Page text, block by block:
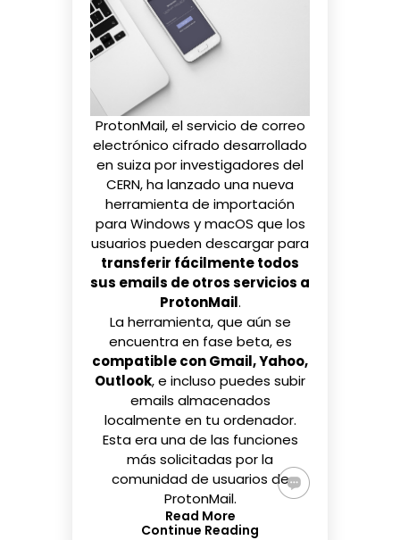
ProtonMail, el servicio de correo
electrónico cifrado desarrollado
en suiza por investigadores del
CERN, ha lanzado unanueva
herramienta de importación
paraWindows ymacOS que los
usuarios pueden descargar para
transferir fácilmente todos
sus emails de otros servicios a
ProtonMail.
La herramienta, que aún se
encuentra en fase beta, es
compatible con Gmail, Yahoo,
Outlook, e incluso puedes subir
emails almacenados
localmente en tu ordenador.
Esta era una de las funciones
más solicitadas por la
comunidad de usuarios de
ProtonMail.
Read More
Continue Reading